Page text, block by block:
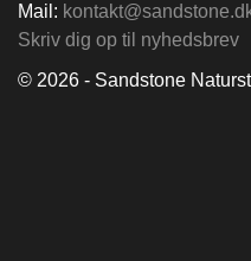
Mail:
Skriv dig op til nyhedsbrev
© 2026 - Sandstone